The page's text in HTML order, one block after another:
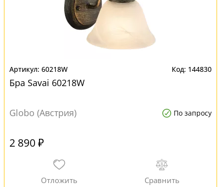
60218W 144830
Бра Savai 60218W
Globo (Австрия) По запросу
2 890 ₽